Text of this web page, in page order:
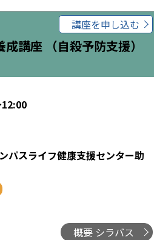
講座 （自殺予防支援）
講座を申し込む
パスライフ健康支援センター助
概要 シラバス